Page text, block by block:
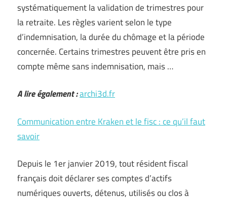
systématiquement la validation de trimestres pour
la retraite. Les règles varient selon le type
d’indemnisation, la durée du chômage et la période
concernée. Certains trimestres peuvent être pris en
compte même sans indemnisation, mais …
A lire également :archi3d.fr
Communication entre Kraken et le fisc : ce qu’il faut
savoir
Depuis le 1er janvier 2019, tout résident fiscal
français doit déclarer ses comptes d’actifs
numériques ouverts, détenus, utilisés ou clos à